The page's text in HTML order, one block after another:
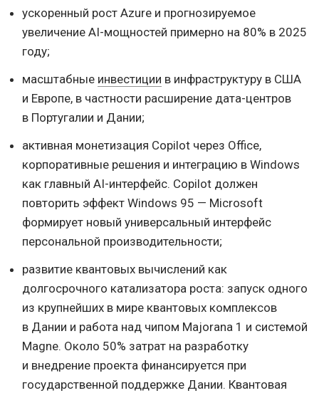
ускоренный рост Azure и прогнозируемое
увеличение AI-мощностей примерно на 80% в 2025
году;
масштабные инвестиции в инфраструктуру в США
и Европе, в частности расширение дата-центров
в Португалии и Дании;
активная монетизация Copilot через Office,
корпоративные решения и интеграцию в Windows
как главный AI-интерфейс. Copilot должен
повторить эффект Windows 95 — Microsoft
формирует новый универсальный интерфейс
персональной производительности;
развитие квантовых вычислений как
долгосрочного катализатора роста: запуск одного
из крупнейших в мире квантовых комплексов
в Дании и работа над чипом Majorana 1 и системой
Magne. Около 50% затрат на разработку
и внедрение проекта финансируется при
государственной поддержке Дании. Квантовая